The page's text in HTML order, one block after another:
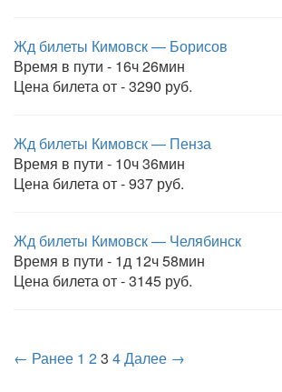
Жд билеты Кимовск — Борисов
Время в пути - 16ч 26мин
Цена билета от - 3290 руб.
Жд билеты Кимовск — Пенза
Время в пути - 10ч 36мин
Цена билета от - 937 руб.
Жд билеты Кимовск — Челябинск
Время в пути - 1д 12ч 58мин
Цена билета от - 3145 руб.
← Ранее 1 23 4Далее →